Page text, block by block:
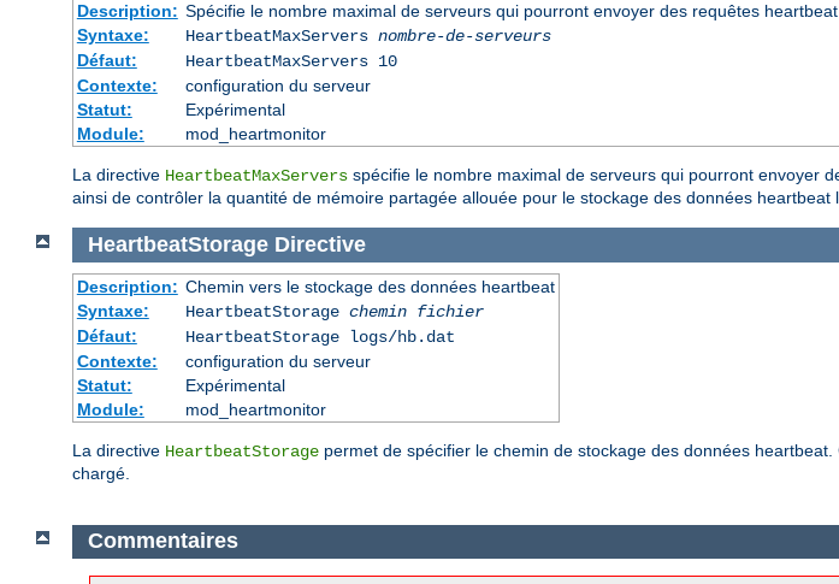
Description: Spécifie le nombre maximal de serveurs qui pourront envoyer des requêtes
Syntaxe:
HeartbeatMaxServers nombre-de-serveurs
Défaut:
HeartbeatMaxServers 10
Contexte:
configuration du serveur
Statut:
Expérimental
Module:
mod_heartmonitor
La directive HeartbeatMaxServers spécifie le nombre maximal de serveurs qui pourront envoyer
ainsi de contrôler la quantité de mémoire partagée allouée pour le stockage des données heartbeat
HeartbeatStorage Directive
Description: Chemin vers le stockage des données heartbeat
Syntaxe:
HeartbeatStorage chemin fichier
Défaut:
HeartbeatStorage logs/hb.dat
Contexte:
configuration du serveur
Statut:
Expérimental
Module:
mod_heartmonitor
La directive HeartbeatStorage permet de spécifier le chemin de stockage des données
chargé.
Commentaires